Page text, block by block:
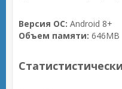
Версия ОС: Android 8+
Объем памяти: 646MB